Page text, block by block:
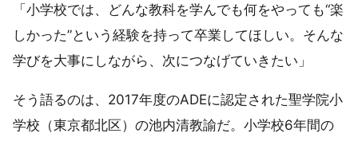
「小学校では、どんな教科を学んでも何をやっても“楽
しかった”という経験を持って卒業してほしい。そんな
学びを大事にしながら、次につなげていきたい」
そう語るのは、2017年度のADEに認定された聖学院小
学校（東京都北区）の池内清教諭だ。小学校6年間の